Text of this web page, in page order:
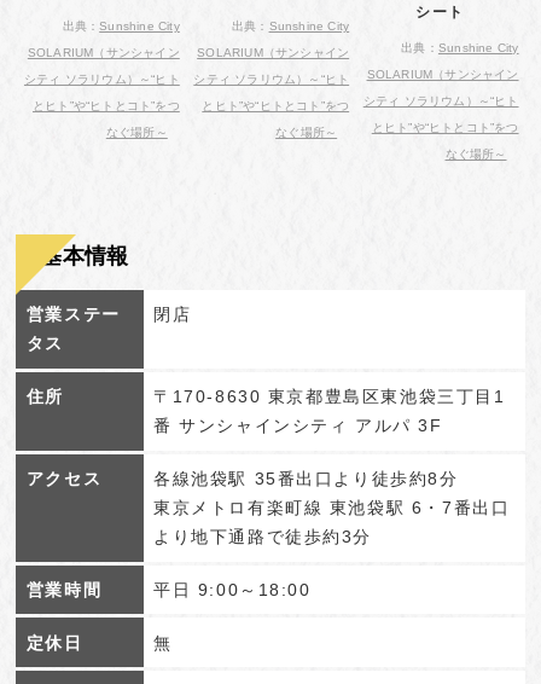
出典：Sunshine City
SOLARIUM（サンシャイン
シティ ソラリウム）～“ヒト
とヒト”や“ヒトとコト”をつ
なぐ場所～
出典： Sunshine City
SOLARIUM（サンシャイン
シティ ソラリウム）～“ヒト
とヒト”や“ヒトとコト”をつ
なぐ場所～
シート
出典： Sunshine City
SOLARIUM（サンシャイン
シティ ソラリウム）～“ヒト
とヒト”や“ヒトとコト”をつ
なぐ場所～
基本情報
営業ステー
タス
閉店
住所
〒170-8630 東京都豊島区東池袋三丁目1
番 サンシャインシティ アルパ 3F
アクセス
各線池袋駅 35番出口より徒歩約8分
東京メトロ有楽町線 東池袋駅 6・7番出口
より地下通路で徒歩約3分
営業時間 平日 9:00～18:00
定休日 無